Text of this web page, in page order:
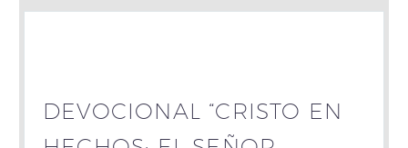
DEVOCIONAL “CRISTO EN